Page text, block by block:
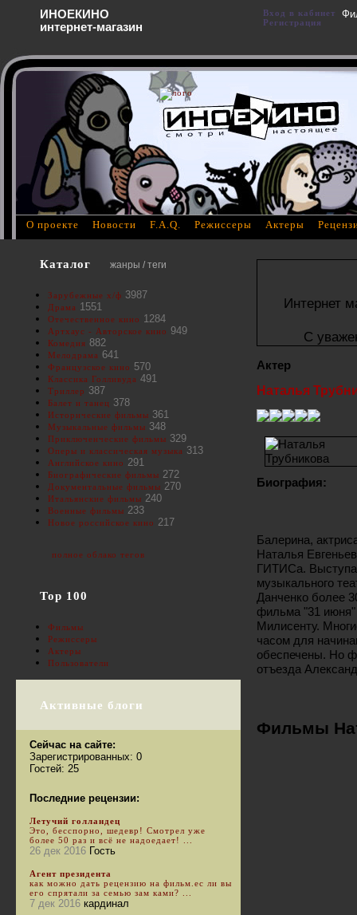
Интернет
С
Актер
Наталья
Биография:
Балерина,
Наталья
ГИТИСа.
музыкального
Данченко более
фильма "31 июня"
Милисенту.
часом для
обеспечены. Но
отъезда
Фильмы
Каталог жанры / теги
Зарубежные х/ф 3987
Драма 1551
Отечественное кино 1284
Артхаус - Авторское кино 949
Комедия 882
Мелодрама 641
Французское кино 570
Классика Голливуда 491
Триллер 387
Балет и танец 378
Исторические фильмы 361
Музыкальные фильмы 348
Приключенческие фильмы 329
Оперы и классическая музыка 313
Английское кино 291
Биографические фильмы 272
Документальные фильмы 270
Итальянские фильмы 240
Военные фильмы 233
Новое российское кино 217
полное облако тегов
Top 100
Фильмы
Режиссеры
Актеры
Пользователи
Активные блоги
Сейчас на сайте:
Зарегистрированных: 0
Гостей: 25
Последние рецензии:
Летучий голландец
Это, бесспорно, шедевр! Смотрел уже
более 50 раз и всё не надоедает! ...
26 дек 2016 Гость
Агент президента
как можно дать рецензию на фильм.ес ли вы
его спрятали за семью зам ками? ...
7 дек 2016 кардинал
О проекте Новости F.A.Q. Режиссеры Актеры
ИНОЕКИНО
интернет-магазин
Вход в кабинет
Регистрация